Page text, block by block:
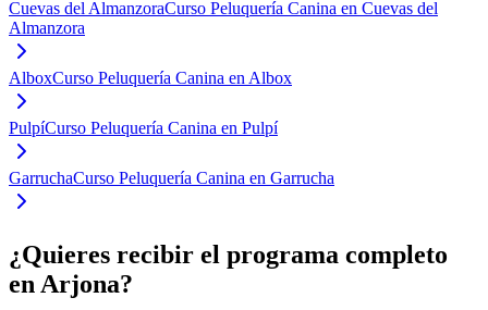
Cuevas del AlmanzoraCurso Peluquería Canina en Cuevas del
Almanzora
AlboxCurso Peluquería Canina en Albox
PulpíCurso Peluquería Canina en Pulpí
GarruchaCurso Peluquería Canina en Garrucha
¿Quieres recibir el programa completo
en Arjona?